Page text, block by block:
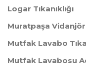
Logar Tıkanıklığı
Muratpaşa Vidanjör
Mutfak Lavabo
Mutfak Lavabosu